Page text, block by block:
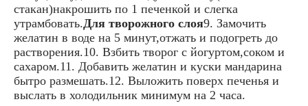
стакан)накрошить по 1 печенкой и слегка
утрамбовать.Для творожного слоя9. Замочить
желатин в воде на 5 минут,отжать и подогреть до
растворения.10. Взбить творог с йогуртом,соком и
сахаром.11. Добавить желатин и куски мандарина
бытро размешать.12. Выложить поверх печенья и
выслать в холодильник минимум на 2 часа.